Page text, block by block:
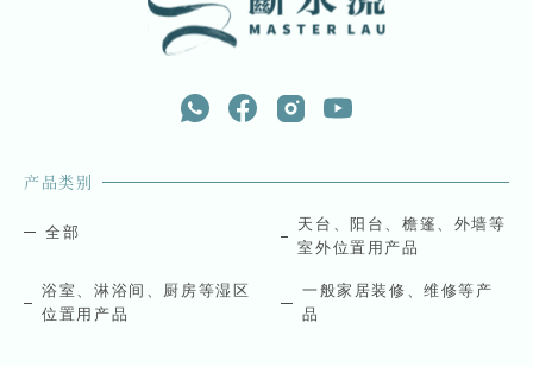
产品类别
全部
天台、阳台、檐篷、外墙等
室外位置用产品
浴室、淋浴间、厨房等湿区
位置用产品
一般家居装修、维修等产
品